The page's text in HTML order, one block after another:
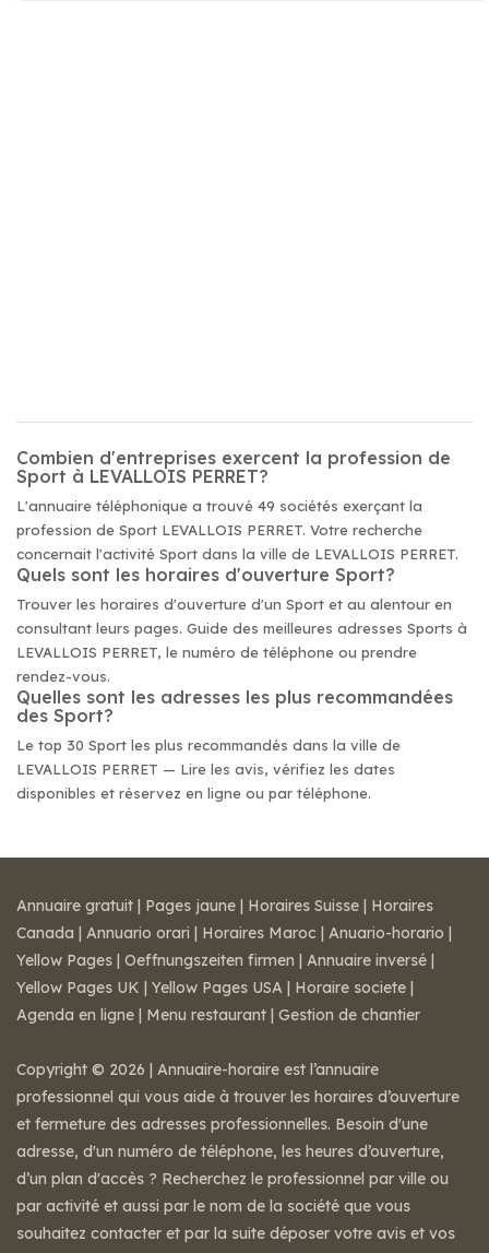
Combien d'entreprises exercent la profession de
Sport à LEVALLOIS PERRET?
L'annuaire téléphonique a trouvé 49 sociétés exerçant la
profession de Sport LEVALLOIS PERRET. Votre recherche
concernait l'activité Sport dans la ville de LEVALLOIS PERRET.
Quels sont les horaires d'ouverture Sport?
Trouver les horaires d'ouverture d'un Sport et au alentour en
consultant leurs pages. Guide des meilleures adresses Sports à
LEVALLOIS PERRET, le numéro de téléphone ou prendre
rendez-vous.
Quelles sont les adresses les plus recommandées
des Sport?
Le top 30 Sport les plus recommandés dans la ville de
LEVALLOIS PERRET — Lire les avis, vérifiez les dates
disponibles et réservez en ligne ou par téléphone.
Annuaire gratuit | Pages jaune | Horaires Suisse | Horaires
Canada | Annuario orari | Horaires Maroc | Anuario-horario |
Yellow Pages | Oeffnungszeiten firmen | Annuaire inversé |
Yellow Pages UK | Yellow Pages USA | Horaire societe |
Agenda en ligne | Menu restaurant | Gestion de chantier
Copyright © 2026 | Annuaire-horaire est l’annuaire
professionnel qui vous aide à trouver les horaires d’ouverture
et fermeture des adresses professionnelles. Besoin d'une
adresse, d'un numéro de téléphone, les heures d’ouverture,
d’un plan d'accès ? Recherchez le professionnel par ville ou
par activité et aussi par le nom de la société que vous
souhaitez contacter et par la suite déposer votre avis et vos